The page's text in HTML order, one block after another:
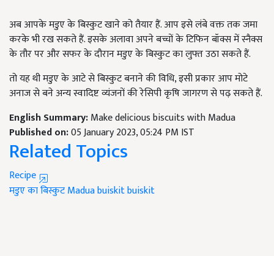
अब आपके मडुए के बिस्कुट खाने को तैयार हैं. आप इसे लंबे वक्त तक जमा
करके भी रख सकते हैं. इसके अलावा अपने बच्चों के टिफिन बॉक्स में स्नैक्स
के तौर पर और सफर के दौरान मडुए के बिस्कुट का लुफ्त उठा सकते हैं.
तो यह थी मडुए के आटे से बिस्कुट बनाने की विधि, इसी प्रकार आप मोटे
अनाज से बने अन्य स्वादिष्ट व्यंजनों की रेसिपी कृषि जागरण से पढ़ सकते हैं.
English Summary:Make delicious biscuits with Madua
Published on:05 January 2023, 05:24 PM IST
Related Topics
Recipe
मडुए का बिस्कुटMadua buiskitbuiskit